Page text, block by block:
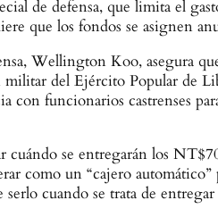
de defensa, que limita el
que los fondos se asignen
Wellington Koo, asegura
del Ejército Popular de
funcionarios castrenses
se entregarán los
como un “cajero
cuando se trata de